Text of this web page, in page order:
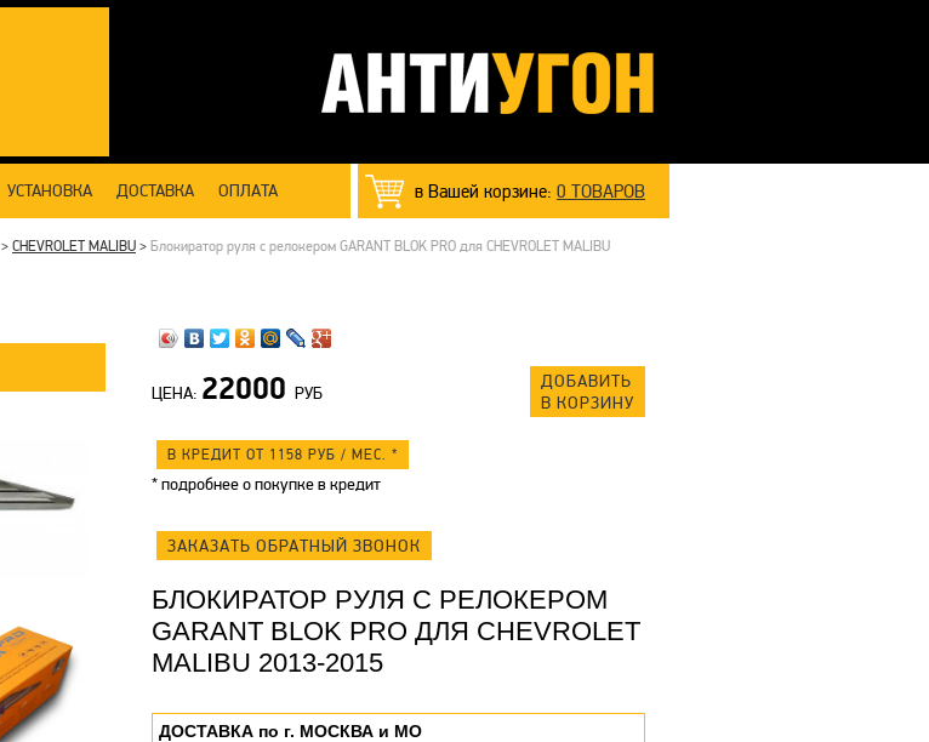
в Вашей корзине: 0 ТОВАРОВ
УСТАНОВКА ДОСТАВКА ОПЛАТА
> CHEVROLET MALIBU > Блокиратор руля с релокером GARANT BLOK PRO для CHEVROLET MALIBU
ЦЕНА: 22000 РУБ
ДОБАВИТЬ
В КОРЗИНУ
В КРЕДИТ ОТ 1158 РУБ / МЕС. *
*подробнее о покупке в кредит
ЗАКАЗАТЬ ОБРАТНЫЙ ЗВОНОК
БЛОКИРАТОР РУЛЯ С РЕЛОКЕРОМ
GARANT BLOK PRO ДЛЯ CHEVROLET
MALIBU 2013-2015
ДОСТАВКА по г. МОСКВА и МО